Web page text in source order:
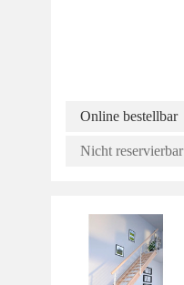
Online bestellbar
Nicht reservierbar